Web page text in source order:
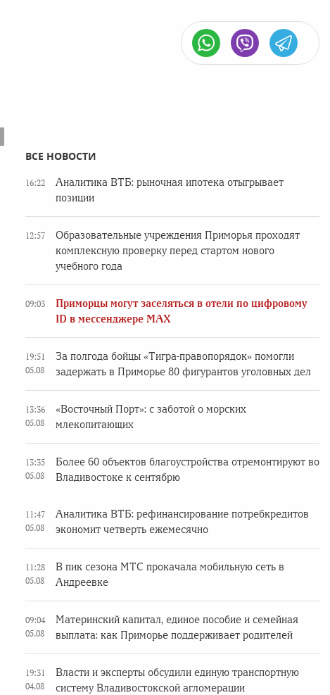
ВСЕ НОВОСТИ
16:22
Аналитика ВТБ: рыночная ипотека отыгрывает
позиции
12:57
Образовательные учреждения Приморья проходят
комплексную проверку перед стартом нового
учебного года
09:03
Приморцы могут заселяться в отели по цифровому
ID в мессенджере MAX
19:51
05.08
За полгода бойцы «Тигра-правопорядок» помогли
задержать в Приморье 80 фигурантов уголовных дел
13:36
05.08
«Восточный Порт»: с заботой о морских
млекопитающих
13:35
05.08
Более 60 объектов благоустройства отремонтируют во
Владивостоке к сентябрю
11:47
05.08
Аналитика ВТБ: рефинансирование потребкредитов
экономит четверть ежемесячно
11:28
05.08
В пик сезона МТС прокачала мобильную сеть в
Андреевке
09:04
05.08
Материнский капитал, единое пособие и семейная
выплата: как Приморье поддерживает родителей
19:31
04.08
Власти и эксперты обсудили единую транспортную
систему Владивостокской агломерации